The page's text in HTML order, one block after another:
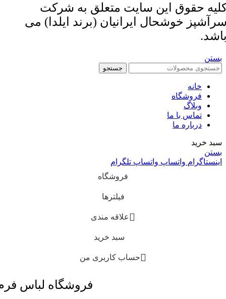
حقوق این سایت متعلق به شرکت
خوشحال ایرانیان (برند ایلدا) می
بستن
جستجو
خانه
فروشگاه
وبلاگ
تماس با ما
درباره ما
سبد خرید
بستن
اینستاگرام واتساپ واتساپ تلگرام
فروشگاه
فیلترها
علاقه مندی
سبد خرید
حساب کاربری من
فروشگاه لباس